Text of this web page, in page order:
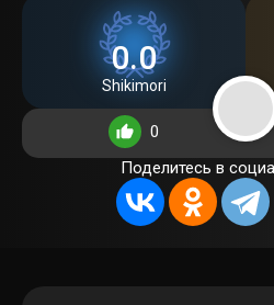
0.0
Shikimori
0
Поделитесь в